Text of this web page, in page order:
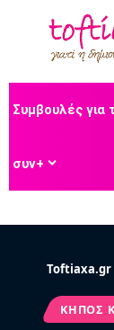
Συμβουλές για
συν+
Toftiaxa.gr
ΚΉΠΟΣ